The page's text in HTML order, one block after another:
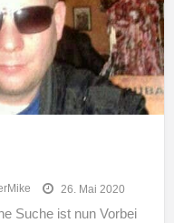
26. Mai 2020
Suche ist nun Vorbei